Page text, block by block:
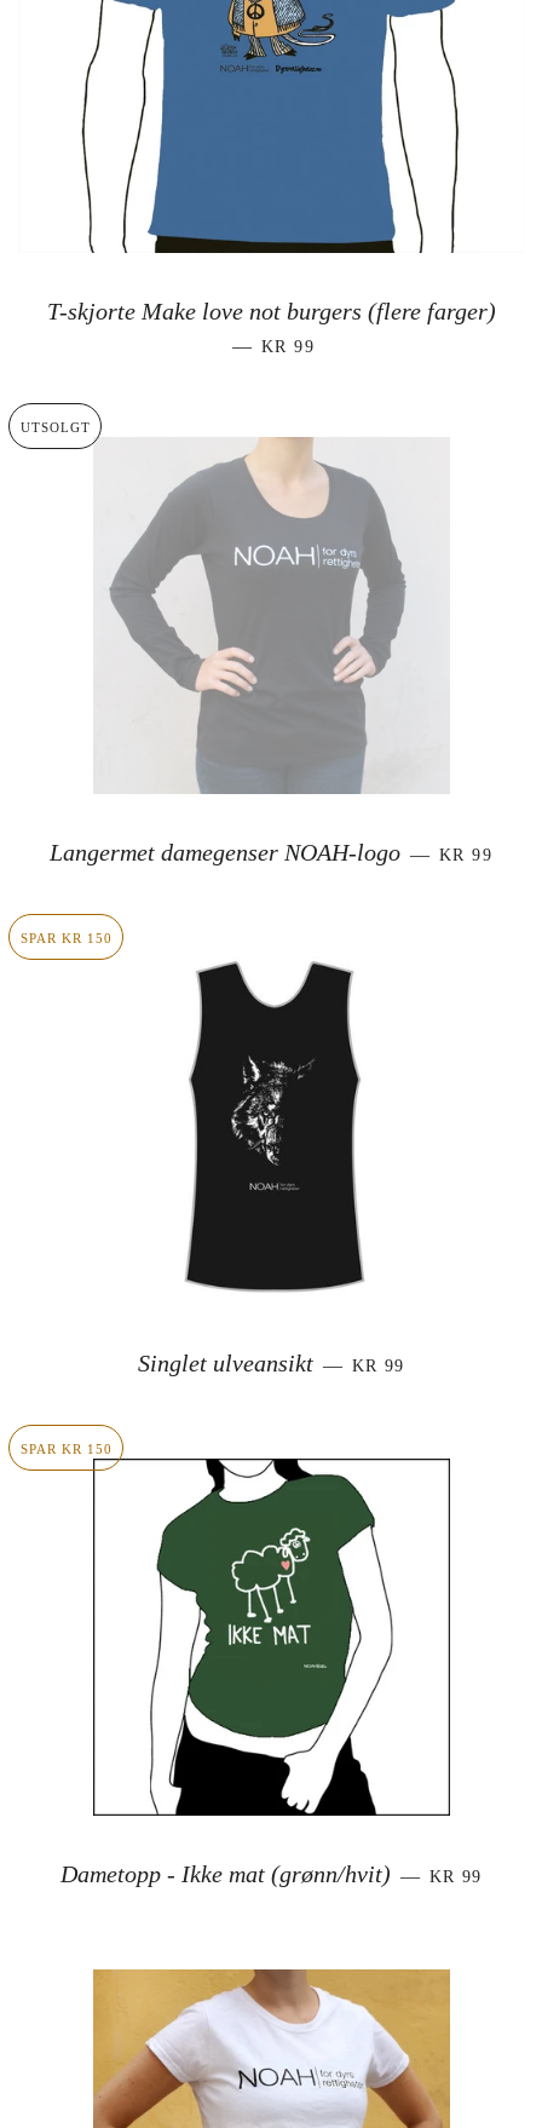
T-skjorte Make love not burgers (flere farger)
— SALGSPRIS
KR 99
UTSOLGT
Langermet damegenser NOAH-logo — KR 99
SPAR KR 150
Singlet ulveansikt — SALGSPRIS
KR 99
SPAR KR 150
Dametopp - Ikke mat (grønn/hvit) — SALGSPRIS
KR 99